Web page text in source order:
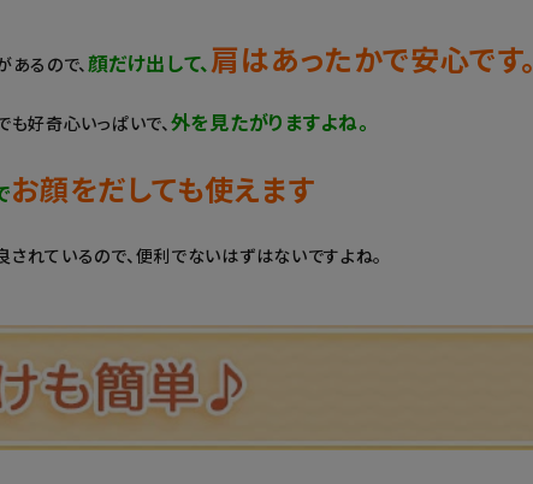
あるので、顔だけ出して、肩はあったかで安心です。
も好奇心いっぱいで、外を見たがりますよね。
お顔をだしても使えます
れているので、便利でないはずはないですよね。